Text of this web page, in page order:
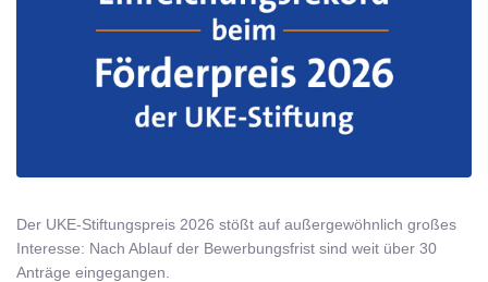
Der UKE-Stiftungspreis 2026 stößt auf außergewöhnlich großes
Interesse: Nach Ablauf der Bewerbungsfrist sind weit über 30
Anträge eingegangen.